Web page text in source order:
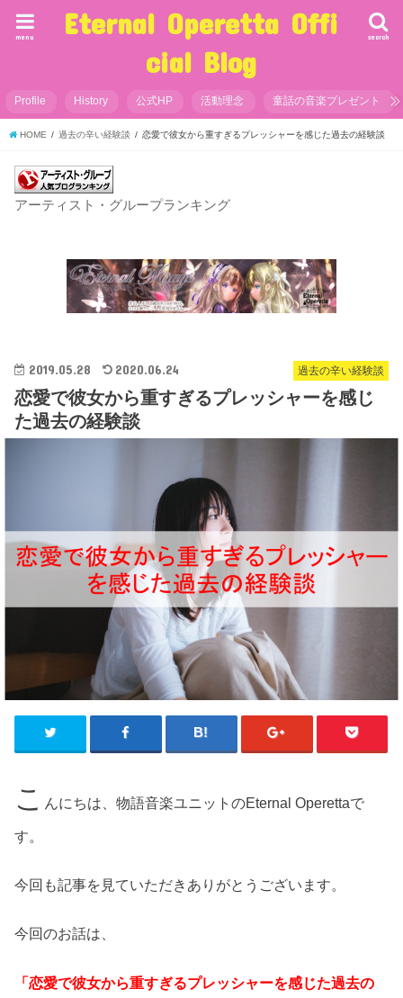
Eternal Operetta Offi
cial Blog
search
menu
Profile History 公式HP 活動理念 童話の音楽プレゼント
HOME 過去の辛い経験談 恋愛で彼女から重すぎるプレッシャーを感じた過去の経験談
アーティスト・グループランキング
過去の辛い経験談
2019.05.28 2020.06.24
恋愛で彼女から重すぎるプレッシャーを感じ
た過去の経験談
こ んにちは、物語音楽ユニットのEternal Operettaで
す。
今回も記事を見ていただきありがとうございます。
今回のお話は、
「恋愛で彼女から重すぎるプレッシャーを感じた過去の